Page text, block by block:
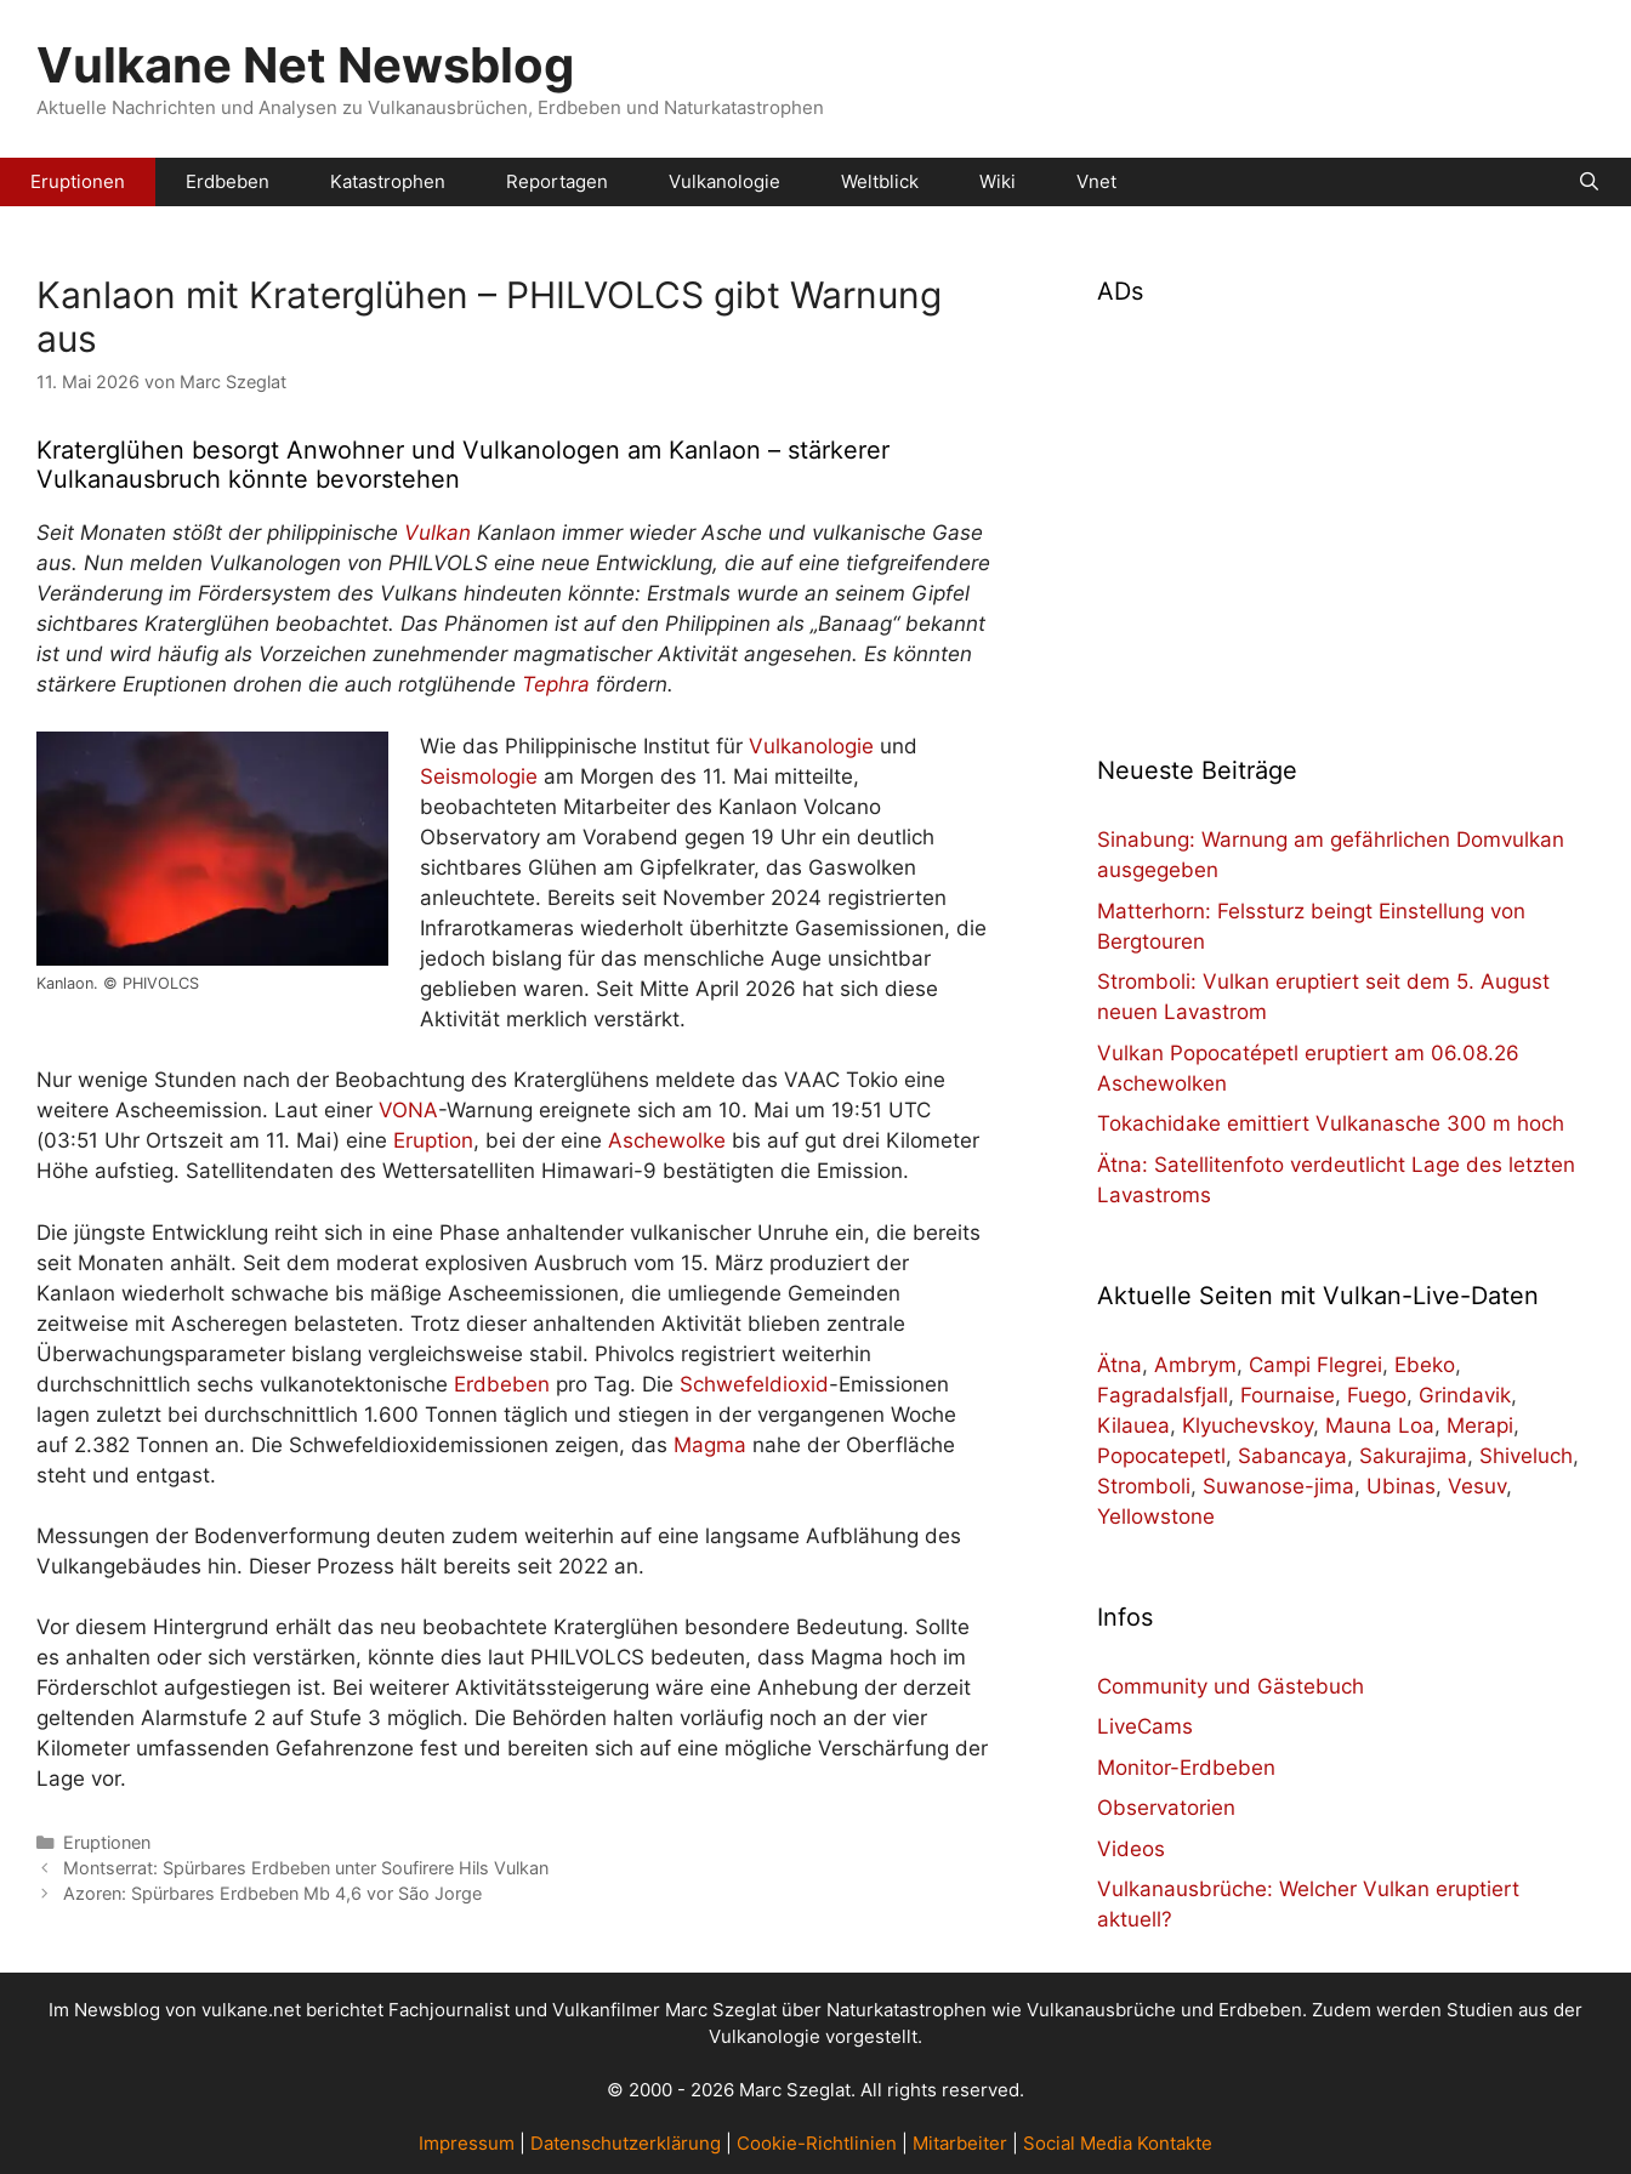
Inhalt
springenVulkane Net Newsblog
Aktuelle Nachrichten und Analysen zu Vulkanausbrüchen, Erdbeben und Naturkatastrophen
Eruptionen Erdbeben Katastrophen Reportagen Vulkanologie Weltblick Wiki Vnet
Kanlaon mit Kraterglühen – PHILVOLCS gibt Warnung
aus
11. Mai 2026 von Marc Szeglat
Kraterglühen besorgt Anwohner und Vulkanologen am Kanlaon – stärkerer
Vulkanausbruch könnte bevorstehen
Seit Monaten stößt der philippinische Vulkan Kanlaon immer wieder Asche und vulkanische Gase
aus. Nun melden Vulkanologen von PHILVOLS eine neue Entwicklung, die auf eine tiefgreifendere
Veränderung im Fördersystem des Vulkans hindeuten könnte: Erstmals wurde an seinem Gipfel
sichtbares Kraterglühen beobachtet. Das Phänomen ist auf den Philippinen als „Banaag“ bekannt
ist und wird häufig als Vorzeichen zunehmender magmatischer Aktivität angesehen. Es könnten
stärkere Eruptionen drohen die auch rotglühende Tephra fördern.
Kanlaon. © PHIVOLCS
Wie das Philippinische Institut für Vulkanologie und
Seismologie am Morgen des 11. Mai mitteilte,
beobachteten Mitarbeiter des Kanlaon Volcano
Observatory am Vorabend gegen 19 Uhr ein deutlich
sichtbares Glühen am Gipfelkrater, das Gaswolken
anleuchtete. Bereits seit November 2024 registrierten
Infrarotkameras wiederholt überhitzte Gasemissionen, die
jedoch bislang für das menschliche Auge unsichtbar
geblieben waren. Seit Mitte April 2026 hat sich diese
Aktivität merklich verstärkt.
Nur wenige Stunden nach der Beobachtung des Kraterglühens meldete das VAAC Tokio eine
weitere Ascheemission. Laut einer VONA-Warnung ereignete sich am 10. Mai um 19:51 UTC
(03:51 Uhr Ortszeit am 11. Mai) eine Eruption, bei der eine Aschewolke bis auf gut drei Kilometer
Höhe aufstieg. Satellitendaten des Wettersatelliten Himawari-9 bestätigten die Emission.
Die jüngste Entwicklung reiht sich in eine Phase anhaltender vulkanischer Unruhe ein, die bereits
seit Monaten anhält. Seit dem moderat explosiven Ausbruch vom 15. März produziert der
Kanlaon wiederholt schwache bis mäßige Ascheemissionen, die umliegende Gemeinden
zeitweise mit Ascheregen belasteten. Trotz dieser anhaltenden Aktivität blieben zentrale
Überwachungsparameter bislang vergleichsweise stabil. Phivolcs registriert weiterhin
durchschnittlich sechs vulkanotektonische Erdbeben pro Tag. Die Schwefeldioxid-Emissionen
lagen zuletzt bei durchschnittlich 1.600 Tonnen täglich und stiegen in der vergangenen Woche
auf 2.382 Tonnen an. Die Schwefeldioxidemissionen zeigen, das Magma nahe der Oberfläche
steht und entgast.
Messungen der Bodenverformung deuten zudem weiterhin auf eine langsame Aufblähung des
Vulkangebäudes hin. Dieser Prozess hält bereits seit 2022 an.
Vor diesem Hintergrund erhält das neu beobachtete Kraterglühen besondere Bedeutung. Sollte
es anhalten oder sich verstärken, könnte dies laut PHILVOLCS bedeuten, dass Magma hoch im
Förderschlot aufgestiegen ist. Bei weiterer Aktivitätssteigerung wäre eine Anhebung der derzeit
geltenden Alarmstufe 2 auf Stufe 3 möglich. Die Behörden halten vorläufig noch an der vier
Kilometer umfassenden Gefahrenzone fest und bereiten sich auf eine mögliche Verschärfung der
Lage vor.
Kategorien
Eruptionen
Montserrat: Spürbares Erdbeben unter Soufirere Hils Vulkan
Azoren: Spürbares Erdbeben Mb 4,6 vor São Jorge
ADs
Neueste Beiträge
Sinabung: Warnung am gefährlichen Domvulkan
ausgegeben
Matterhorn: Felssturz beingt Einstellung von
Bergtouren
Stromboli: Vulkan eruptiert seit dem 5. August
neuen Lavastrom
Vulkan Popocatépetl eruptiert am 06.08.26
Aschewolken
Tokachidake emittiert Vulkanasche 300 m hoch
Ätna: Satellitenfoto verdeutlicht Lage des letzten
Lavastroms
Aktuelle Seiten mit Vulkan-Live-Daten
Ätna, Ambrym, Campi Flegrei, Ebeko,
Fagradalsfjall, Fournaise, Fuego, Grindavik,
Kilauea, Klyuchevskoy, Mauna Loa, Merapi,
Popocatepetl, Sabancaya, Sakurajima, Shiveluch,
Stromboli, Suwanose-jima, Ubinas, Vesuv,
Yellowstone
Infos
Community und Gästebuch
LiveCams
Monitor-Erdbeben
Observatorien
Videos
Vulkanausbrüche: Welcher Vulkan eruptiert
aktuell?
Im Newsblog von vulkane.net berichtet Fachjournalist und Vulkanfilmer Marc Szeglat über Naturkatastrophen wie Vulkanausbrüche und Erdbeben. Zudem werden Studien aus der
Vulkanologie vorgestellt.
© 2000 - 2026 Marc Szeglat. All rights reserved.
Impressum Datenschutzerklärung Cookie-Richtlinien Mitarbeiter Social Media Kontakte